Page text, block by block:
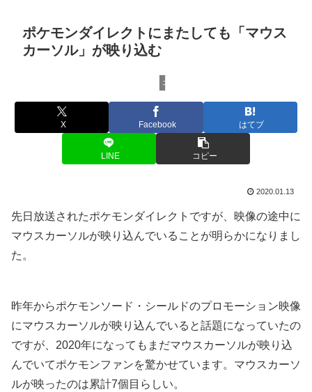
ポケモンダイレクトにまたしても「マウス
カーソル」が映り込む
エンタメ
X Facebook はてブ
LINE コピー
2020.01.13
先日放送されたポケモンダイレクトですが、映像の途中に
マウスカーソルが映り込んでいることが明らかになりまし
た。
昨年からポケモンソード・シールドのプロモーション映像
にマウスカーソルが映り込んでいると話題になっていたの
ですが、2020年になってもまだマウスカーソルが映り込
んでいてポケモンファンを驚かせています。マウスカーソ
ルが映ったのは累計7個目らしい。